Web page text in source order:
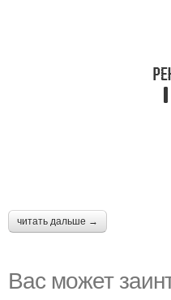
читать дальше →
Вас может